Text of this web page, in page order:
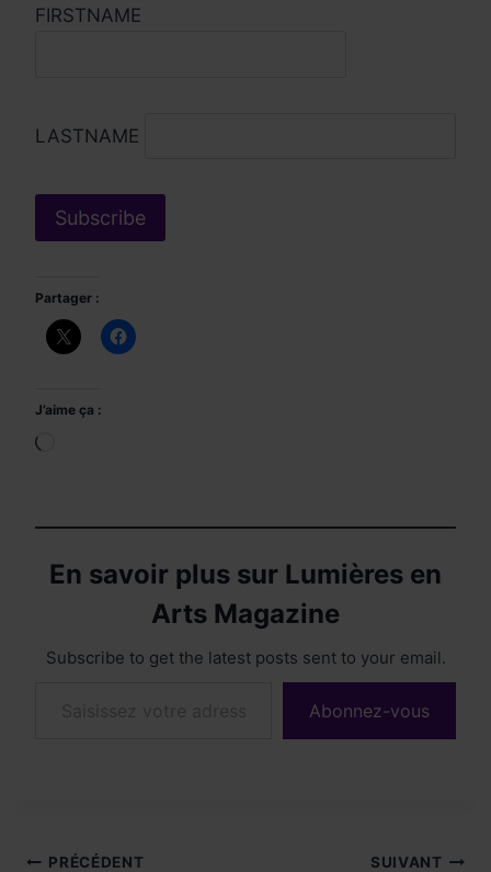
FIRSTNAME
LASTNAME
Partager :
J’aime ça :
En savoir plus sur Lumières en
Arts Magazine
Subscribe to get the latest posts sent to your email.
Abonnez-vous
PRÉCÉDENT SUIVANT